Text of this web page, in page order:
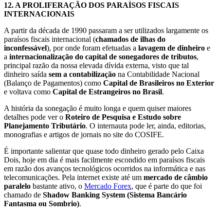
12. A PROLIFERAÇÃO DOS PARAÍSOS FISCAIS
INTERNACIONAIS
A partir da década de 1990 passaram a ser utilizados largamente os
paraísos fiscais internacional (chamados de ilhas do
inconfessável), por onde foram efetuadas a lavagem de dinheiro e
a internacionalização do capital de sonegadores de tributos,
principal razão da nossa elevada dívida externa, visto que tal
dinheiro saída sem a contabilização na Contabilidade Nacional
(Balanço de Pagamentos) como Capital de Brasileiros no Exterior
e voltava como Capital de Estrangeiros no Brasil.
A história da sonegação é muito longa e quem quiser maiores
detalhes pode ver o Roteiro de Pesquisa e Estudo sobre
Planejamento Tributário. O internauta pode ler, ainda, editorias,
monografias e artigos de jornais no site do COSIFE.
É importante salientar que quase todo dinheiro gerado pelo Caixa
Dois, hoje em dia é mais facilmente escondido em paraísos fiscais
em razão dos avanços tecnológicos ocorridos na informática e nas
telecomunicações. Pela internet existe até um mercado de câmbio
paralelo bastante ativo, o Mercado Forex, que é parte do que foi
chamado de Shadow Banking System (Sistema Bancário
Fantasma ou Sombrio).